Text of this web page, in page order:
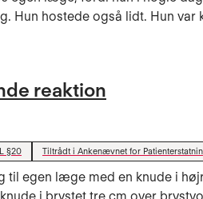
Hun hostede også lidt. Hun var
reaktion
§20 Tiltrådt i Ankenævnet for
til egen læge med en knude i